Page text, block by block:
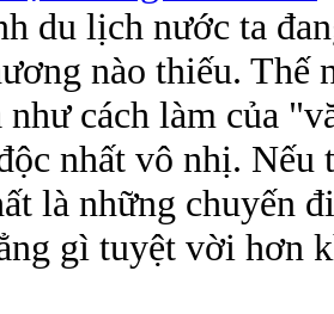
du lịch nước ta
nào thiếu. Thế
như cách làm của
nhất vô nhị.
là những chuyến
gì tuyệt vời hơn